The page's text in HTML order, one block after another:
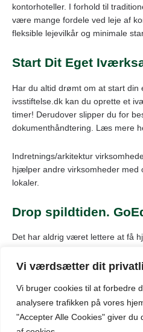
Vi værdsætter dit
Vi bruger cookies til at forbedre
analysere trafikken på vores
"Accepter Alle Cookies" giver du
kontorhoteller. I forhold til
være mange fordele ved leje af
fleksible lejevilkår og minimale
Start Dit Eget
Har du altid drømt om at start din
ivsstiftelse.dk kan du oprette et
timer! Derudover slipper du for
dokumenthåndtering. Læs mere
Indretnings/arkitektur
hjælper andre virksomheder med
lokaler.
Drop spildtiden.
Det har aldrig været lettere at få
Med GoEdit.
© Kontor-leje-aarhus.dk: